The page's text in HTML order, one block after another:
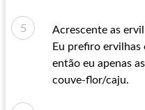
Acrescente as
Eu prefiro
então eu apenas
couve-flor/caju.